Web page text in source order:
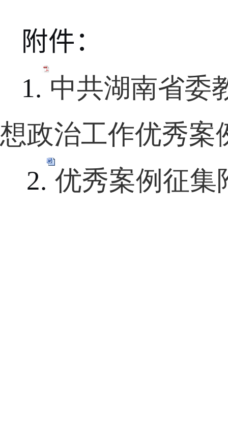
附件 ：
1. 中共湖南省委
想政治工作优秀案
2. 优秀案例征集